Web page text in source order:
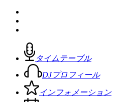
タイムテーブル
DJプロフィール
インフォメーション